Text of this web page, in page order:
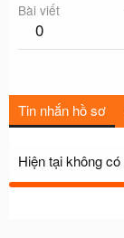
Bài viết
0
Tin nhắn hồ sơ
Hiện tại không